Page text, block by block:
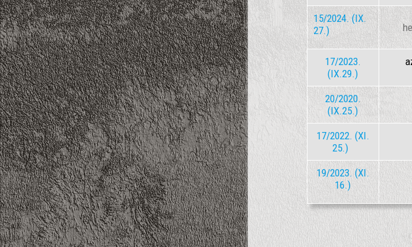
15/2024. (IX.
27.)
17/2023.
(IX.29.)
20/2020.
(IX.25.)
17/2022. (XI.
25.)
19/2023. (XI.
16.)